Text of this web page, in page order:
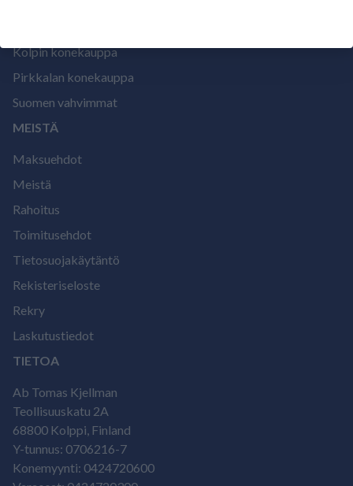
Kolpin konekauppa
Pirkkalan konekauppa
Suomen vahvimmat
MEISTÄ
Maksuehdot
Meistä
Rahoitus
Toimitusehdot
Tietosuojakäytäntö
Rekisteriseloste
Rekry
Laskutustiedot
TIETOA
Ab Tomas Kjellman
Teollisuuskatu 2A
68800 Kolppi, Finland
Y-tunnus: 0706216-7
Konemyynti: 0424720600